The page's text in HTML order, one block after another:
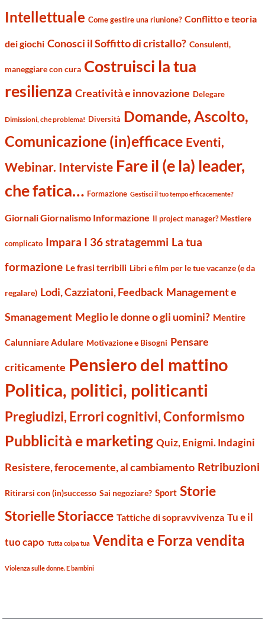
Intellettuale Come gestire una riunione? Conflitto e teoria
dei giochi Conosci il Soffitto di cristallo? Consulenti,
maneggiare con cura Costruisci la tua
resilienza Creatività e innovazione Delegare
Dimissioni, che problema! Diversità Domande, Ascolto,
Comunicazione (in)efficace Eventi,
Webinar. Interviste Fare il (e la) leader,
che fatica… Formazione Gestisci il tuo tempo efficacemente?
Giornali Giornalismo Informazione Il project manager? Mestiere
complicato Impara I 36 stratagemmi La tua
formazione Le frasi terribili Libri e film per le tue vacanze (e da
regalare) Lodi, Cazziatoni, Feedback Management e
Smanagement Meglio le donne o gli uomini? Mentire
Calunniare Adulare Motivazione e Bisogni Pensare
criticamente Pensiero del mattino
Politica, politici, politicanti
Pregiudizi, Errori cognitivi, Conformismo
Pubblicità e marketing Quiz, Enigmi. Indagini
Resistere, ferocemente, al cambiamento Retribuzioni
Ritirarsi con (in)successo Sai negoziare? Sport Storie
Storielle Storiacce Tattiche di sopravvivenza Tu e il
tuo capo Tutta colpa tua Vendita e Forza vendita
Violenza sulle donne. E bambini